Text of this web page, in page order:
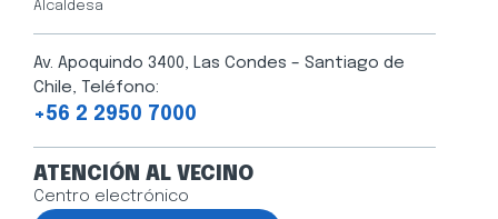
Alcaldesa
Av. Apoquindo 3400, Las Condes – Santiago de
Chile, Teléfono:
+56 2 2950 7000
ATENCIÓN AL VECINO
Centro electrónico